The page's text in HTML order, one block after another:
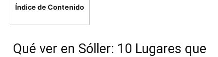
Índice de Contenido
Qué ver en Sóller: 10 Lugares que